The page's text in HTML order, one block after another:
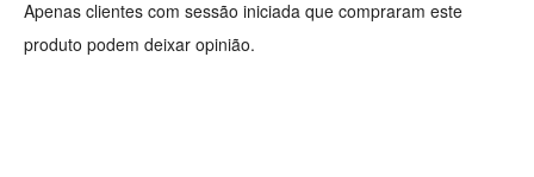
Apenas clientes com sessão iniciada que compraram este
produto podem deixar opinião.